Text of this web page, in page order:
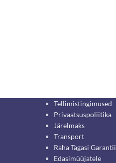
Tellimistingimused
Privaatsuspoliitika
Järelmaks
Transport
Raha Tagasi Garantii
Edasimüüjatele